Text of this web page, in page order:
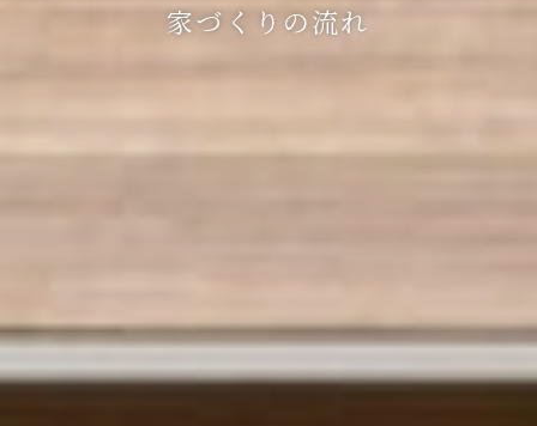
家づくりの流れ